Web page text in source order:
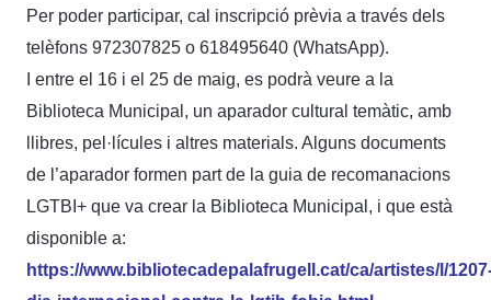
Per poder participar, cal inscripció prèvia a través dels
telèfons 972307825 o 618495640 (WhatsApp).
I entre el 16 i el 25 de maig, es podrà veure a la
Biblioteca Municipal, un aparador cultural temàtic, amb
llibres, pel·lícules i altres materials. Alguns documents
de l’aparador formen part de la guia de recomanacions
LGTBI+ que va crear la Biblioteca Municipal, i que està
disponible a:
https://www.bibliotecadepalafrugell.cat/ca/artistes/l/